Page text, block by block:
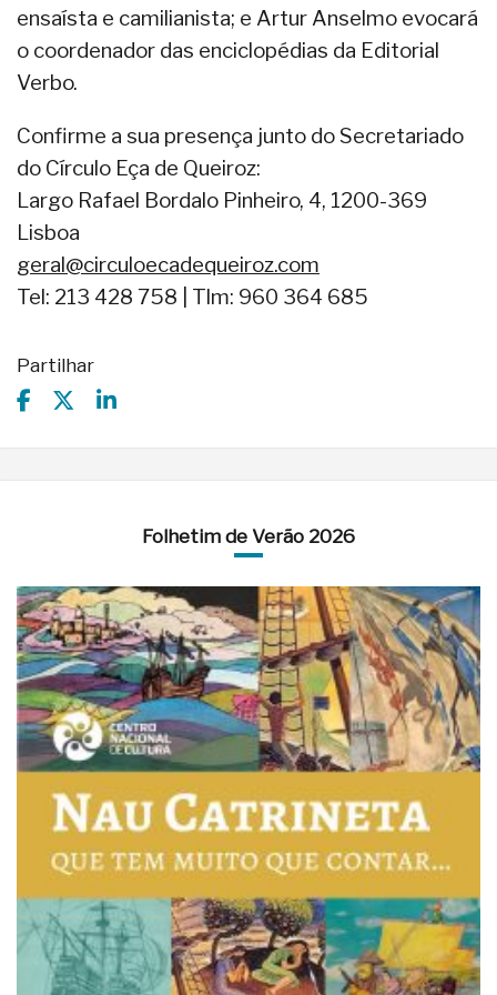
ensaísta e camilianista; e Artur Anselmo evocará
o coordenador das enciclopédias da Editorial
Verbo.
Confirme a sua presença junto do Secretariado
do Círculo Eça de Queiroz:
Largo Rafael Bordalo Pinheiro, 4, 1200-369
Lisboa
geral@circuloecadequeiroz.com
Tel: 213 428 758 | Tlm: 960 364 685
Partilhar
Folhetim de Verão 2026